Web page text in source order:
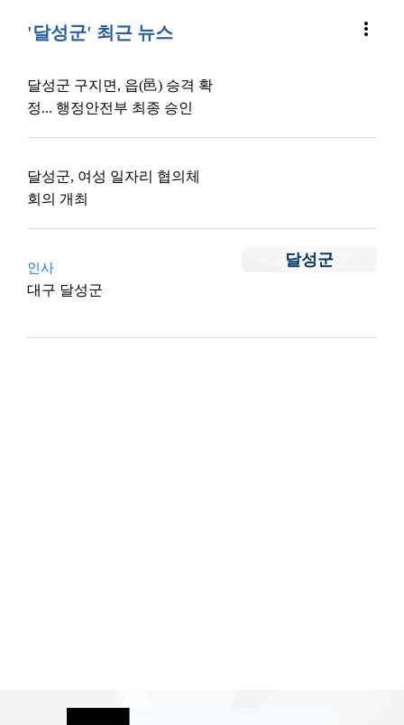
'달성군' 최근 뉴스 more_vert
달성군 구지면, 읍(邑) 승격 확
정... 행정안전부 최종 승인
달성군, 여성 일자리 협의체
회의 개최
달성군
인사
대구 달성군